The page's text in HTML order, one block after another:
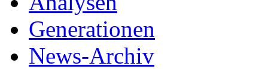
Generationen
News-Archiv